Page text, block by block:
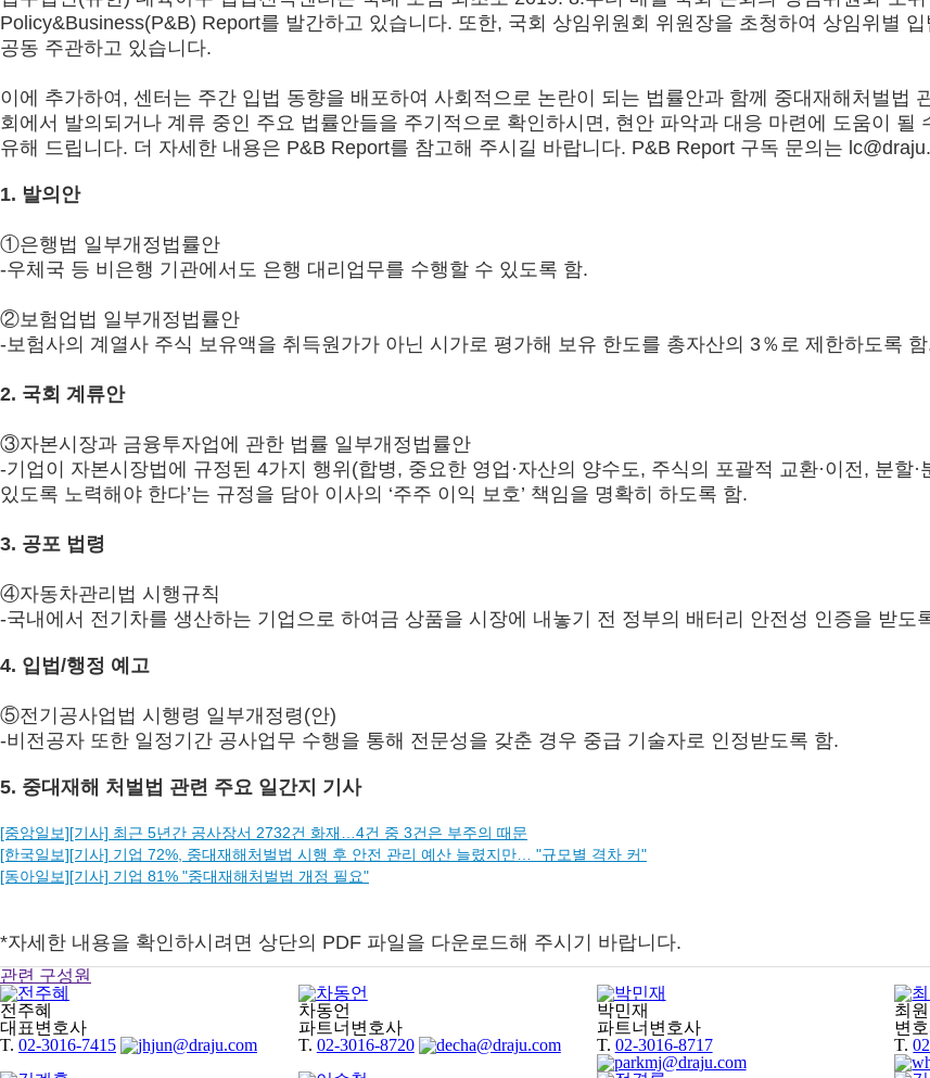
Policy&Business(P&B) Report를 발간하고 있습니다. 또한, 국회 상임위원회 위원장을 초청하여 상임위별
공동 주관하고 있습니다.
이에 추가하여, 센터는 주간 입법 동향을 배포하여 사회적으로 논란이 되는 법률안과 함께 중대재해처벌법
회에서 발의되거나 계류 중인 주요 법률안들을 주기적으로 확인하시면, 현안 파악과 대응 마련에 도움이
유해 드립니다. 더 자세한 내용은 P&B Report를 참고해 주시길 바랍니다. P&B Report 구독 문의는
1. 발의안
①은행법 일부개정법률안
-우체국 등 비은행 기관에서도 은행 대리업무를 수행할 수 있도록 함.
②보험업법 일부개정법률안
-보험사의 계열사 주식 보유액을 취득원가가 아닌 시가로 평가해 보유 한도를 총자산의 3％로 제한하도록
2. 국회 계류안
③자본시장과 금융투자업에 관한 법률 일부개정법률안
-기업이 자본시장법에 규정된 4가지 행위(합병, 중요한 영업·자산의 양수도, 주식의 포괄적 교환·이전, 분할
있도록 노력해야 한다’는 규정을 담아 이사의 ‘주주 이익 보호’ 책임을 명확히 하도록 함.
3. 공포 법령
④자동차관리법 시행규칙
-국내에서 전기차를 생산하는 기업으로 하여금 상품을 시장에 내놓기 전 정부의 배터리 안전성 인증을 받도
4. 입법/행정 예고
⑤전기공사업법 시행령 일부개정령(안)
-비전공자 또한 일정기간 공사업무 수행을 통해 전문성을 갖춘 경우 중급 기술자로 인정받도록 함.
5. 중대재해 처벌법 관련 주요 일간지 기사
[중앙일보][기사] 최근 5년간 공사장서 2732건 화재…4건 중 3건은 부주의 때문
[한국일보][기사] 기업 72%, 중대재해처벌법 시행 후 안전 관리 예산 늘렸지만… "규모별 격차 커"
[동아일보][기사] 기업 81% "중대재해처벌법 개정 필요"
*자세한 내용을 확인하시려면 상단의 PDF 파일을 다운로드해 주시기 바랍니다.
관련 구성원
전주혜
대표변호사
T. 02-3016-7415
차동언
파트너변호사
T. 02-3016-8720
박민재
파트너변호사
T. 02-3016-8717
최
변
T.